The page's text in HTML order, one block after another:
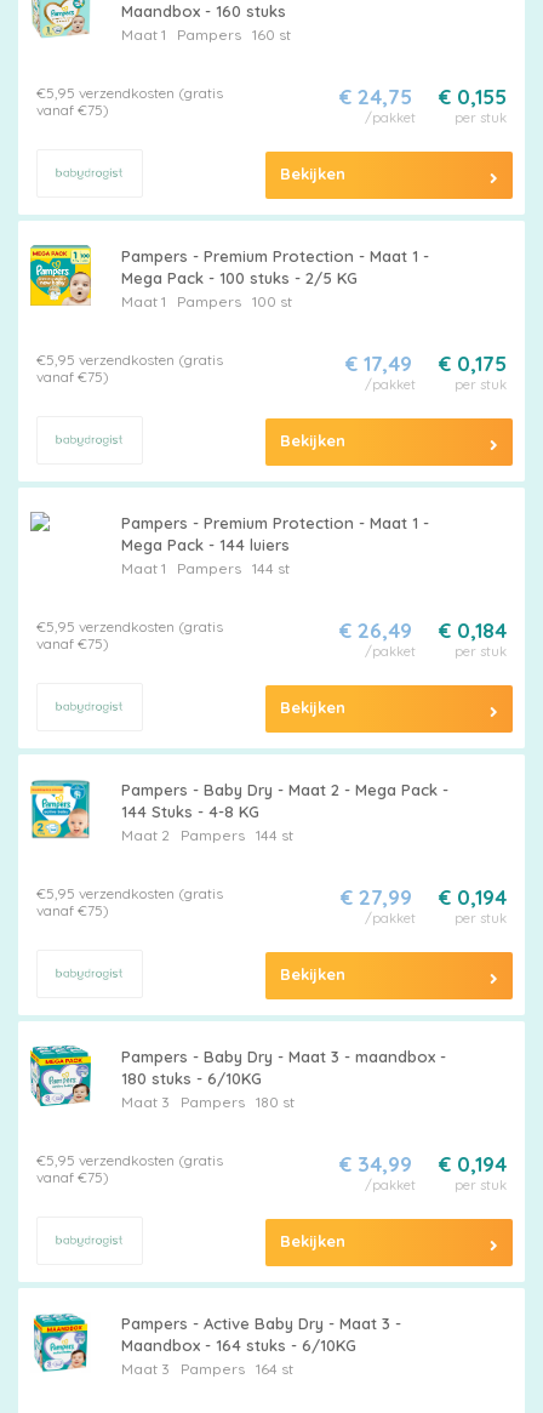
korting
Merken
vergelijken
Maandbox - 160 stuks
Maat 1 Pampers160 st
€5,95 verzendkosten (gratis
vanaf €75)
€ 0,155
per stuk
€ 24,75
/pakket
Bekijken
Pampers - Premium Protection - Maat 1 -
Mega Pack - 100 stuks - 2/5 KG
Maat 1 Pampers100 st
€5,95 verzendkosten (gratis
vanaf €75)
€ 0,175
per stuk
€ 17,49
/pakket
Bekijken
Pampers - Premium Protection - Maat 1 -
Mega Pack - 144 luiers
Maat 1 Pampers144 st
€5,95 verzendkosten (gratis
vanaf €75)
€ 0,184
per stuk
€ 26,49
/pakket
Bekijken
Pampers - Baby Dry - Maat 2 - Mega Pack -
144 Stuks - 4-8 KG
Maat 2 Pampers144 st
€5,95 verzendkosten (gratis
vanaf €75)
€ 0,194
per stuk
€ 27,99
/pakket
Bekijken
Pampers - Baby Dry - Maat 3 - maandbox -
180 stuks - 6/10KG
Maat 3 Pampers180 st
€5,95 verzendkosten (gratis
vanaf €75)
€ 0,194
per stuk
€ 34,99
/pakket
Bekijken
Pampers - Active Baby Dry - Maat 3 -
Maandbox - 164 stuks - 6/10KG
Maat 3 Pampers164 st